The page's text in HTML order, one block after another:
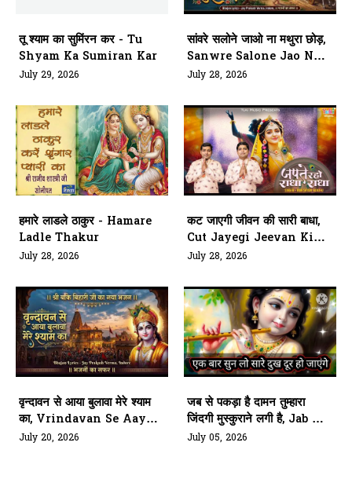
तू श्याम का सुमिंरन कर - Tu
Shyam Ka Sumiran Kar
July 29, 2026
सांवरे सलोने जाओ ना मथुरा छोड़,
Sanwre Salone Jao Naa
Mathura Chhod
July 28, 2026
हमारे लाडले ठाकुर - Hamare
Ladle Thakur
July 28, 2026
कट जाएगी जीवन की सारी बाधा,
Cut Jayegi Jeevan Ki
Sari Badha
July 28, 2026
वृन्दावन से आया बुलावा मेरे श्याम
का, Vrindavan Se Aaya
Bulawa Mere Shyam Ka
July 20, 2026
जब से पकड़ा है दामन तुम्हारा
जिंदगी मुस्कुराने लगी है, Jab Se
Pakda Hai Daman
July 05, 2026